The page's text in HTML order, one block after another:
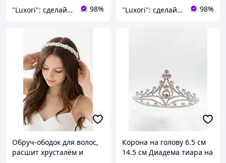
"Luxori": сделайте каждый момент неповторимым! 98% "Luxori": сделайте каждый момент неповторимым! 98%
Обруч-ободок для волос,
расшит хрусталём и
Корона на голову 6.5 см
14.5 см Диадема тиара на